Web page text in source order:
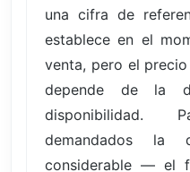
una cifra de
establece en el
venta, pero el
depende de la
disponibilidad.
demandados la
considerable — el